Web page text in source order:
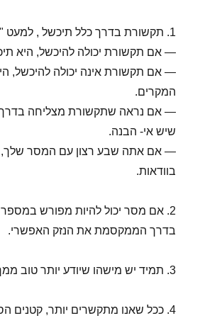
1. תקשורת בדרך כלל תיכשל , למעט "תאונות":
— אם תקשורת יכולה להיכשל, היא
— אם תקשורת אינה יכולה להיכשל,
המקרים.
— אם נראה שתקשורת מצליחה בדרך
שיש אי- הבנה.
— אם אתה שבע רצון עם המסר
בוודאות.
2. אם מסר יכול להיות מפורש
בדרך הממקסמת את הנזק האפשרי.
3. תמיד יש מישהו שיודע יותר טוב ממך למה התכוונת.
4. ככל שאנו מתקשרים יותר, קטנים